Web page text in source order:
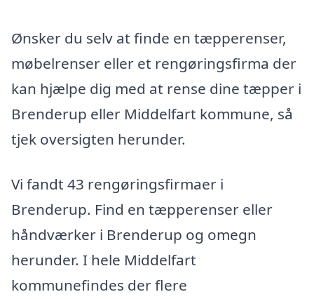
Ønsker du selv at finde en tæpperenser,
møbelrenser eller et rengøringsfirma der
kan hjælpe dig med at rense dine tæpper i
Brenderup eller Middelfart kommune, så
tjek oversigten herunder.
Vi fandt 43 rengøringsfirmaer i
Brenderup. Find en tæpperenser eller
håndværker i Brenderup og omegn
herunder. I hele Middelfart
kommunefindes der flere